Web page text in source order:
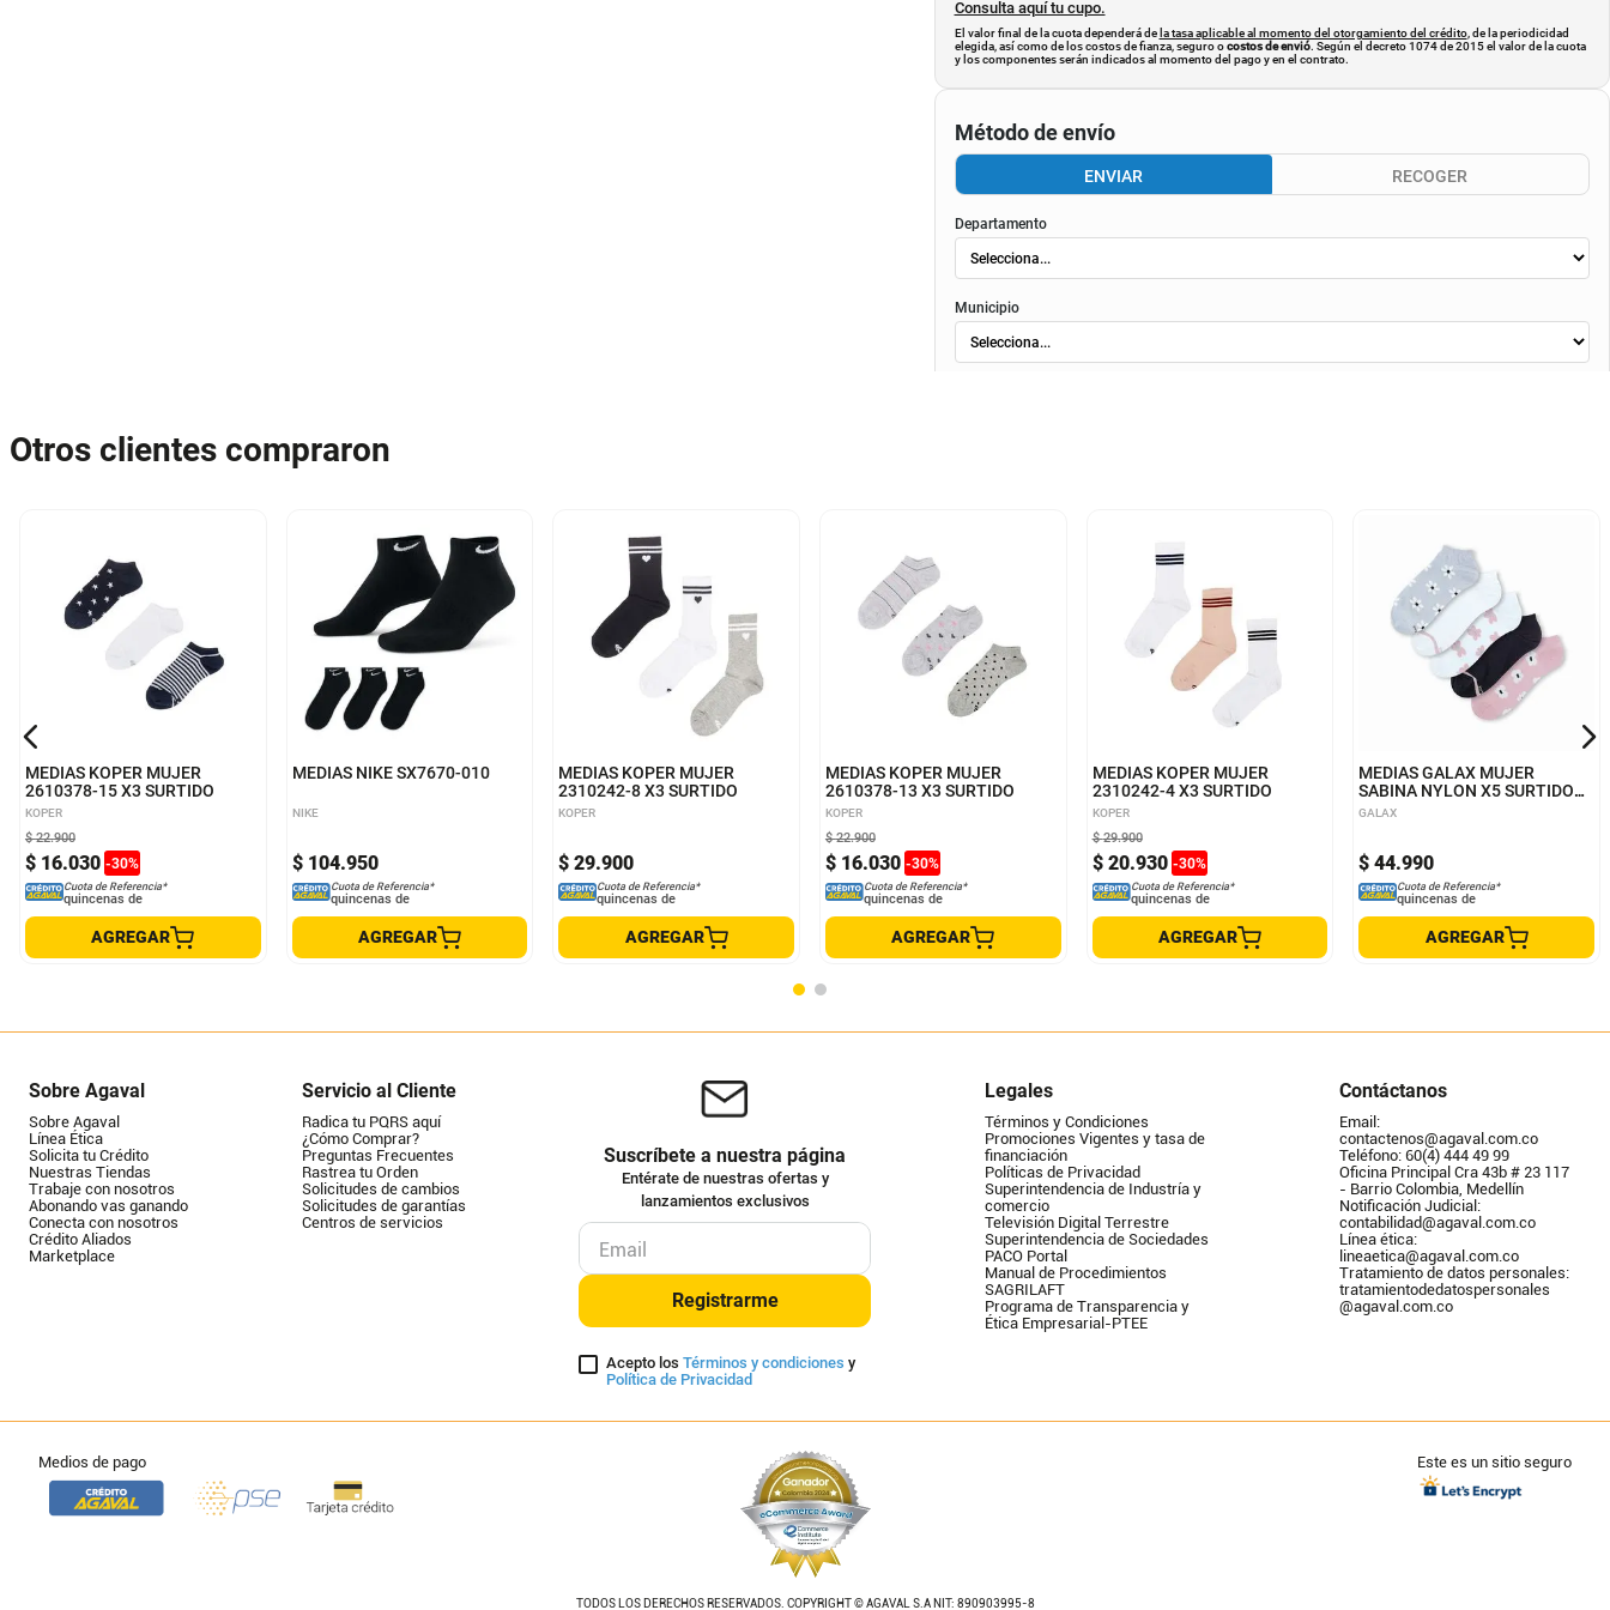
Consulta aquí tu cupo.
El valor final de la cuota dependerá de la tasa aplicable al momento del otorgamiento del crédito, de la periodicidad
elegida, así como de los costos de fianza, seguro ocostos de envió. Según el decreto 1074 de 2015 el valor de la cuota
y los componentes serán indicados al momento del pago y en el contrato.
Método de envío
ENVIAR RECOGER
Departamento
Municipio
Otros clientes compraron
MEDIAS KOPER MUJER
2610378-15 X3 SURTIDO
KOPER
$ 16.030 -30%
$ 22.900
Cuota de Referencia*
quincenas de
AGREGAR
S
MEDIAS NIKE SX7670-010
NIKE
$ 104.950
Cuota de Referencia*
quincenas de
AGREGAR
MEDIAS KOPER MUJER
2310242-8 X3 SURTIDO
KOPER
$ 29.900
Cuota de Referencia*
quincenas de
AGREGAR
MEDIAS KOPER MUJER
2610378-13 X3 SURTIDO
KOPER
$ 16.030 -30%
$ 22.900
Cuota de Referencia*
quincenas de
AGREGAR
MEDIAS KOPER MUJER
2310242-4 X3 SURTIDO
KOPER
$ 20.930 -30%
$ 29.900
Cuota de Referencia*
quincenas de
AGREGAR
MEDIAS GALAX MUJER
SABINA NYLON X5 SURTIDO
9910
GALAX
$ 44.990
Cuota de Referencia*
quincenas de
AGREGAR
Sobre Agaval
Sobre Agaval
Línea Ética
Solicita tu Crédito
Nuestras Tiendas
Trabaje con nosotros
Abonando vas ganando
Conecta con nosotros
Crédito Aliados
Marketplace
Servicio al Cliente
Radica tu PQRS aquí
¿Cómo Comprar?
Preguntas Frecuentes
Rastrea tu Orden
Solicitudes de cambios
Solicitudes de garantías
Centros de servicios
Suscríbete a nuestra página
Entérate de nuestras ofertas y
lanzamientos exclusivos
Registrarme
Acepto los Términos y condiciones y
Política de Privacidad
Legales
Términos y Condiciones
Promociones Vigentes y tasa de
financiación
Políticas de Privacidad
Superintendencia de Industría y
comercio
Televisión Digital Terrestre
Superintendencia de Sociedades
PACO Portal
Manual de Procedimientos
SAGRILAFT
Programa de Transparencia y
Ética Empresarial-PTEE
Contáctanos
Email:
contactenos@agaval.com.co
Teléfono: 60(4) 444 49 99
Oficina Principal Cra 43b # 23 117
- Barrio Colombia, Medellín
Notificación Judicial:
contabilidad@agaval.com.co
Línea ética:
lineaetica@agaval.com.co
Tratamiento de datos personales:
tratamientodedatospersonales
@agaval.com.co
Medios de pago
TODOS LOS DERECHOS RESERVADOS. COPYRIGHT © AGAVAL S.A NIT: 890903995-8
Este es un sitio seguro